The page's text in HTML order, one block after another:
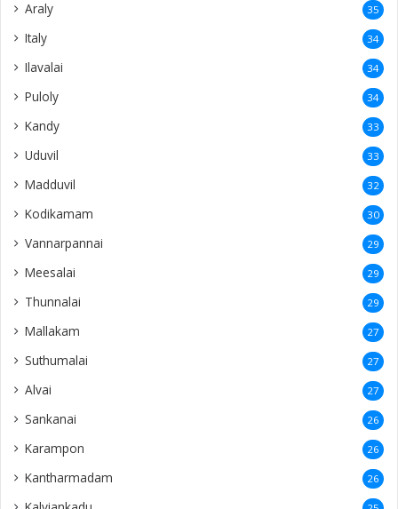
Madduvil 32
Kodikamam 30
Vannarpannai 29
Meesalai 29
Thunnalai 29
Mallakam 27
Suthumalai 27
Alvai 27
Sankanai 26
Karampon 26
Kantharmadam 26
Kalviankadu 25
Avarangal 25
Singapore 23
Nuwaraeliya 23
Pandatharippu 22
Sandilipay 22
Wellawatte 22